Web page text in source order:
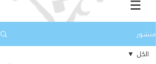
منشور
الكل